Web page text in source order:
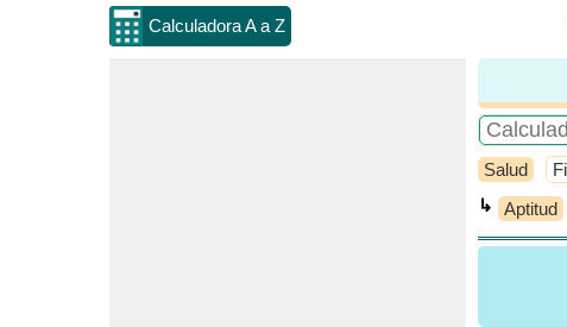
Calculadora A a Z
Salud
↳ Aptitud